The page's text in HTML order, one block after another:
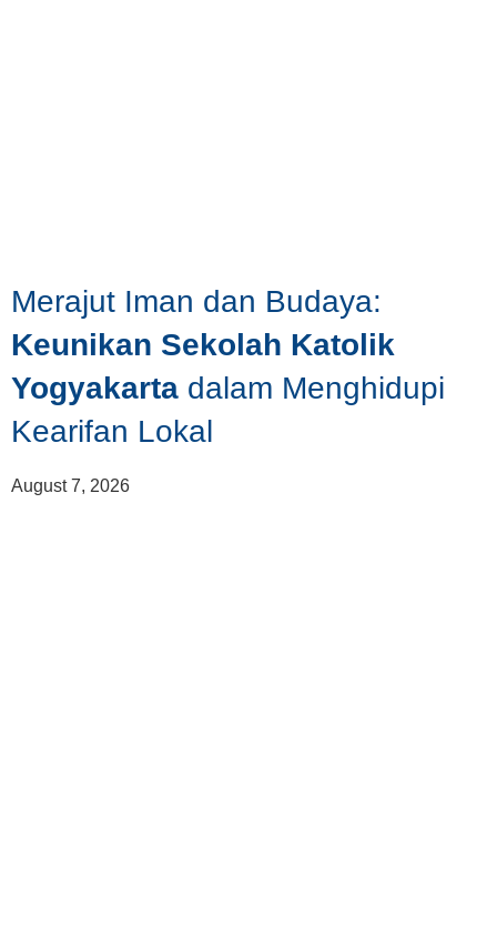
Merajut Iman dan Budaya:
Keunikan Sekolah Katolik
Yogyakarta dalam Menghidupi
Kearifan Lokal
August 7, 2026